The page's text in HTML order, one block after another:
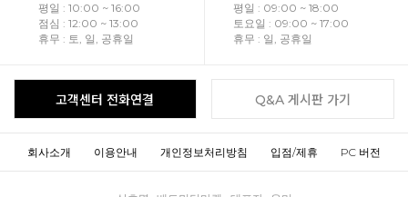
평일 : 10:00 ~ 16:00
점심 : 12:00 ~ 13:00
휴무 : 토, 일, 공휴일
평일 : 09:00 ~ 18:00
토요일 : 09:00 ~ 17:00
휴무 : 일, 공휴일
고객센터 전화연결 Q&A 게시판 가기
회사소개 이용안내 개인정보처리방침 입점/제휴 PC 버전